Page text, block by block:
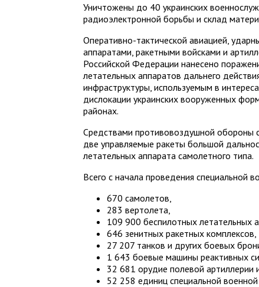
Уничтожены до 40 украинских
радиоэлектронной борьбы и склад
Оперативно-тактической авиацией,
аппаратами, ракетными войсками и
Российской Федерации нанесено
летательных аппаратов дальнего
инфраструктуры, используемым в
дислокации украинских вооруженных
районах.
Средствами противовоздушной обороны
две управляемые ракеты большой
летательных аппарата самолетного типа.
Всего с начала проведения специальной
670 самолетов,
283 вертолета,
109 900 беспилотных летательных
646 зенитных ракетных комплексов,
27 207 танков и других боевых
1 643 боевые машины реактивных
32 681 орудие полевой артиллерии
52 258 единиц специальной